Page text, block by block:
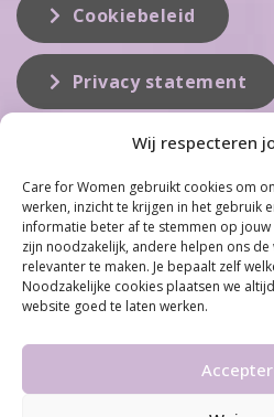
Wij respecteren
Care for Women gebruikt cookies om
werken, inzicht te krijgen in het gebruik
informatie beter af te stemmen op
zijn noodzakelijk, andere helpen ons
relevanter te maken. Je bepaalt zelf
Noodzakelijke cookies plaatsen we
website goed te laten werken.
Cookiebeleid
Privacy statement
Care for Women is de eerste
van hormonale problemen bij
behoort Care for Women tot één van
vakgebied...